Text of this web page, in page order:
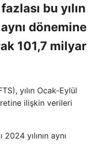
bu yılın
dönemine
101,7 milyar
yılın Ocak-Eylül
ilişkin verileri
yılının aynı